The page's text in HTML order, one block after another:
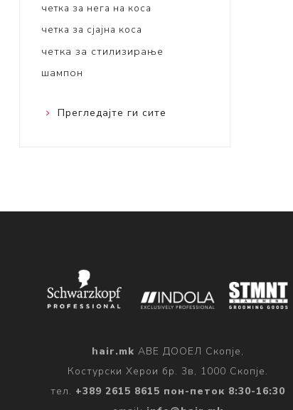
четка за нега на коса
четка за сјајна коса
четка за стилизирање
шампон
Прегледајте ги сите
hair.mk АВЕ ДООЕЛ Скопје,
Костурски Херои бр. 3в, 1000 Скопје.
тел. +389 2615 8615 пон-петок 8:30-16:30